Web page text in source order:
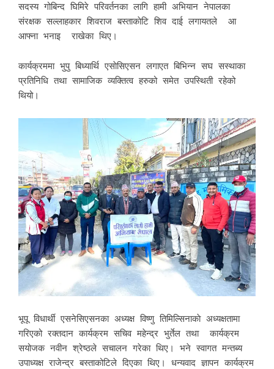
सदस्य गोबिन्द घिमिरे परिवर्तनका लागि हामी अभियान नेपालका
संरक्षक सल्लाहकार शिवराज बस्ताकाेटि शिव दाई लगायतले आ
आफ्ना भनाइ राखेका थिए।
कार्यक्रममा भुपु बिध्यार्थि एसाेसिएसन लगाएत बिभिन्न सघ सस्थाका
प्रतिनिधि तथा सामाजिक व्यक्तित्व हरुको समेत उपस्थिती रहेको
थियो।
भूपू विधार्थी एसनेसिएसनका अध्यक्ष विष्णु तिमिल्सिनाकाे अध्यक्षतामा
गरिएको रक्तदान कार्यक्रम सचिव महेन्द्र भुर्तेल तथा कार्यक्रम
सयोजक नवीन श्रेष्ठले सचालन गरेका थिए। भने स्वागत मन्तब्य
उपाध्यक्ष राजेन्द्र बस्ताकोटिले दिएका थिए। धन्यवाद ज्ञापन कार्यक्रम